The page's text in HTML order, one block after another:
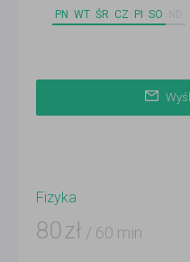
PN WT ŚR CZ PI SO
Fizyka
80 zł / 60 min